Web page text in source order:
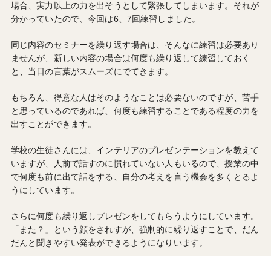
場合、実力以上の力を出そうとして緊張してしまいます。それが
分かっていたので、今回は6、7回練習しました。
同じ内容のセミナーを繰り返す場合は、そんなに練習は必要あり
ませんが、新しい内容の場合は何度も繰り返して練習しておく
と、当日の言葉がスムーズにでてきます。
もちろん、得意な人はそのようなことは必要ないのですが、苦手
と思っているのであれば、何度も練習することである程度の力を
出すことができます。
学校の生徒さんには、インテリアのプレゼンテーションを教えて
いますが、人前で話すのに慣れていない人もいるので、授業の中
で何度も前に出て話をする、自分の考えを言う機会を多くとるよ
うにしています。
さらに何度も繰り返しプレゼンをしてもらうようにしています。
「また？」という顔をされすが、強制的に繰り返すことで、だん
だんと聞きやすい発表ができるようになりいます。